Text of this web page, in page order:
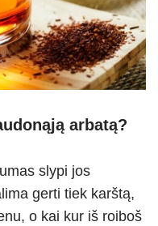
arbatą?
slypi jos
gerti tiek karštą,
o kai kur iš roiboš